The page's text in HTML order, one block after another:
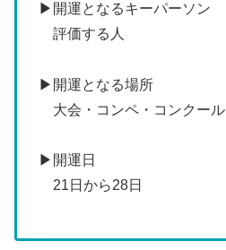
▶開運となるキーパーソン
評価する人
▶開運となる場所
大会・コンペ・コンクール
▶開運日
21日から28日